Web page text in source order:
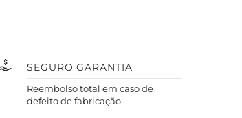
SEGURO GARANTIA
Reembolso total em caso de
defeito de fabricação.